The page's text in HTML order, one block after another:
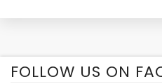
FOLLOW US ON